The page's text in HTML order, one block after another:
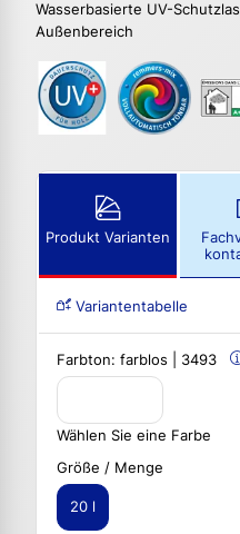
Wasserbasierte UV-
Außenbereich
Produkt Varianten
Variantentabelle
Farbton: farblos | 3493
Wählen Sie eine Farbe
Größe / Menge
20 l